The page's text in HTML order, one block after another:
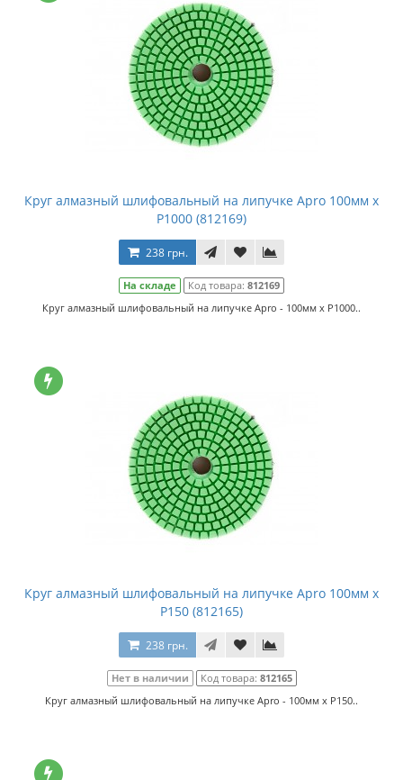
Круг алмазный шлифовальный на липучке Apro 100мм x
P1000 (812169)
238 грн.
На складе Код товара: 812169
Круг алмазный шлифовальный на липучке Apro - 100мм x P1000..
Круг алмазный шлифовальный на липучке Apro 100мм x
P150 (812165)
238 грн.
Нет в наличии Код товара: 812165
Круг алмазный шлифовальный на липучке Apro - 100мм x P150..